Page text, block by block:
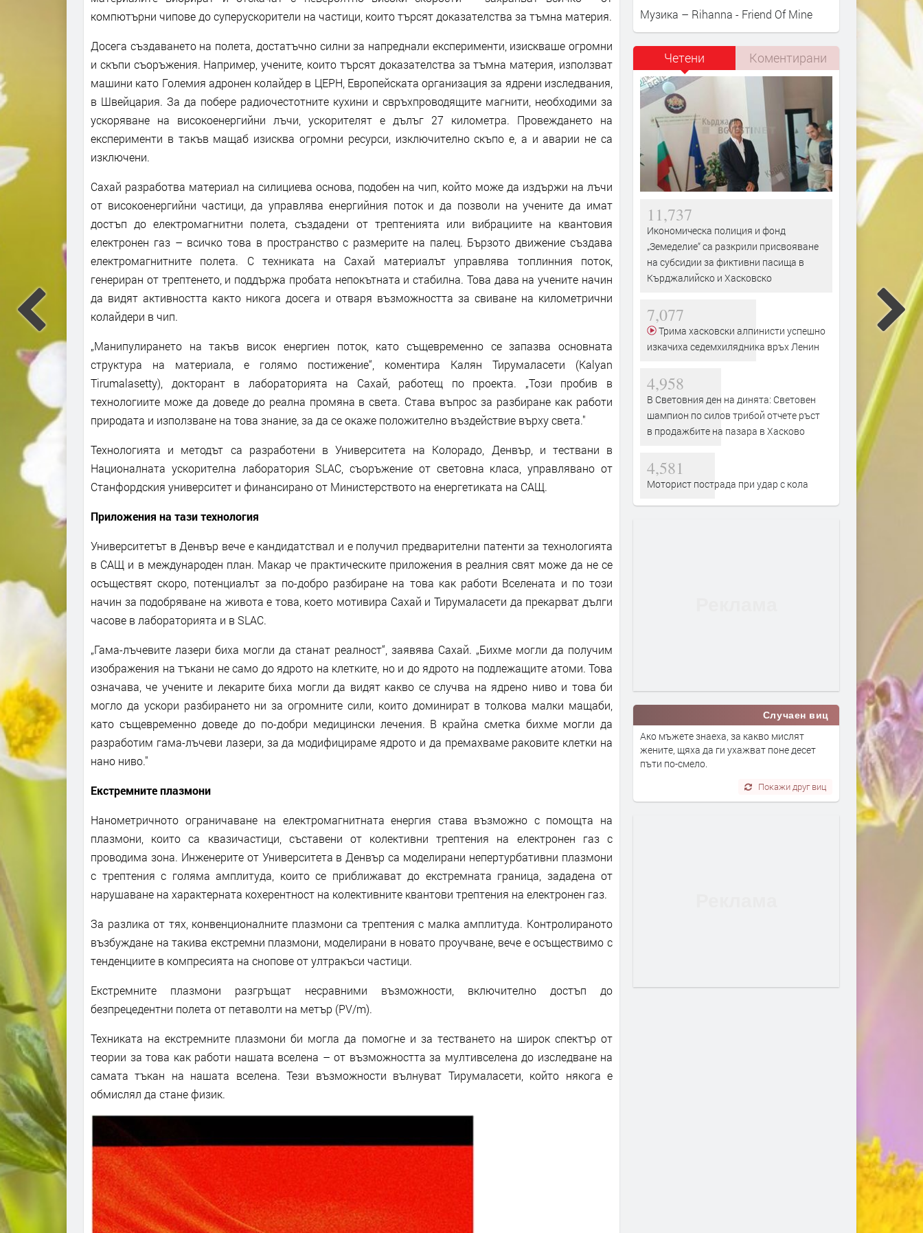
компютърни чипове до суперускорители на частици, които търсят доказателства за тъмна материя.
Досега създаването на полета, достатъчно силни за напреднали експерименти, изискваше огромни
и скъпи съоръжения. Например, учените, които търсят доказателства за тъмна материя, използват
машини като Големия адронен колайдер в ЦЕРН, Европейската организация за ядрени изследвания,
в Швейцария. За да побере радиочестотните кухини и свръхпроводящите магнити, необходими за
ускоряване на високоенергийни лъчи, ускорителят е дълъг 27 километра. Провеждането на
експерименти в такъв мащаб изисква огромни ресурси, изключително скъпо е, а и аварии не са
изключени.
Сахай разработва материал на силициева основа, подобен на чип, който може да издържи на лъчи
от високоенергийни частици, да управлява енергийния поток и да позволи на учените да имат
достъп до електромагнитни полета, създадени от трептенията или вибрациите на квантовия
електронен газ – всичко това в пространство с размерите на палец. Бързото движение създава
електромагнитните полета. С техниката на Сахай материалът управлява топлинния поток,
генериран от трептенето, и поддържа пробата непокътната и стабилна. Това дава на учените начин
да видят активността както никога досега и отваря възможността за свиване на километрични
колайдери в чип.
„Манипулирането на такъв висок енергиен поток, като същевременно се запазва основната
структура на материала, е голямо постижение“, коментира Калян Тирумаласети (Kalyan
Tirumalasetty), докторант в лабораторията на Сахай, работещ по проекта. „Този пробив в
технологиите може да доведе до реална промяна в света. Става въпрос за разбиране как работи
природата и използване на това знание, за да се окаже положително въздействие върху света."
Технологията и методът са разработени в Университета на Колорадо, Денвър, и тествани в
Националната ускорителна лаборатория SLAC, съоръжение от световна класа, управлявано от
Станфордския университет и финансирано от Министерството на енергетиката на САЩ.
Приложения на тази технология
Университетът в Денвър вече е кандидатствал и е получил предварителни патенти за технологията
в САЩ и в международен план. Макар че практическите приложения в реалния свят може да не се
осъществят скоро, потенциалът за по-добро разбиране на това как работи Вселената и по този
начин за подобряване на живота е това, което мотивира Сахай и Тирумаласети да прекарват дълги
часове в лабораторията и в SLAC.
„Гама-лъчевите лазери биха могли да станат реалност“, заявява Сахай. „Бихме могли да получим
изображения на тъкани не само до ядрото на клетките, но и до ядрото на подлежащите атоми. Това
означава, че учените и лекарите биха могли да видят какво се случва на ядрено ниво и това би
могло да ускори разбирането ни за огромните сили, които доминират в толкова малки мащаби,
като същевременно доведе до по-добри медицински лечения. В крайна сметка бихме могли да
разработим гама-лъчеви лазери, за да модифицираме ядрото и да премахваме раковите клетки на
нано ниво."
Екстремните плазмони
Нанометричното ограничаване на електромагнитната енергия става възможно с помощта на
плазмони, които са квазичастици, съставени от колективни трептения на електронен газ с
проводима зона. Инженерите от Университета в Денвър са моделирани непертурбативни плазмони
с трептения с голяма амплитуда, които се приближават до екстремната граница, зададена от
нарушаване на характерната кохерентност на колективните квантови трептения на електронен газ.
За разлика от тях, конвенционалните плазмони са трептения с малка амплитуда. Контролираното
възбуждане на такива екстремни плазмони, моделирани в новато проучване, вече е осъществимо с
тенденциите в компресията на снопове от ултракъси частици.
Екстремните плазмони разгръщат несравними възможности, включително достъп до
безпрецедентни полета от петаволти на метър (PV/m).
Техниката на екстремните плазмони би могла да помогне и за тестването на широк спектър от
теории за това как работи нашата вселена – от възможността за мултивселена до изследване на
самата тъкан на нашата вселена. Тези възможности вълнуват Тирумаласети, който някога е
обмислял да стане физик.
Музика – Rihanna - Friend Of Mine
Четени Коментирани
11,737
Икономическа полиция и фонд
„Земеделие“ са разкрили присвояване
на субсидии за фиктивни пасища в
Кърджалийско и Хасковско
7,077
Трима хасковски алпинисти успешно
изкачиха седемхилядника връх Ленин
4,958
В Световния ден на динята: Световен
шампион по силов трибой отчете ръст
в продажбите на пазара в Хасково
4,581
Моторист пострада при удар с кола
Случаен виц
Ако мъжете знаеха, за какво мислят
жените, щяха да ги ухажват поне десет
пъти по-смело.
Покажи друг виц